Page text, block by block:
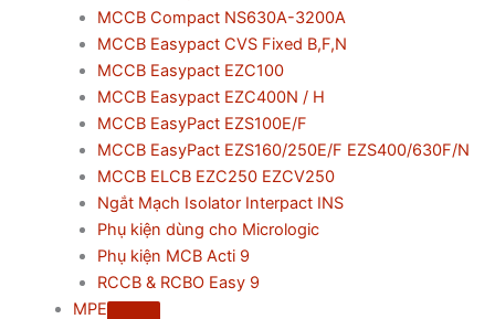
MCCB Compact NS630A-3200A
MCCB Easypact CVS Fixed B,F,N
MCCB Easypact EZC100
MCCB Easypact EZC400N / H
MCCB EasyPact EZS100E/F
MCCB EasyPact EZS160/250E/F EZS400/630F/N
MCCB ELCB EZC250 EZCV250
Ngắt Mạch Isolator Interpact INS
Phụ kiện dùng cho Micrologic
Phụ kiện MCB Acti 9
RCCB & RCBO Easy 9
MPE